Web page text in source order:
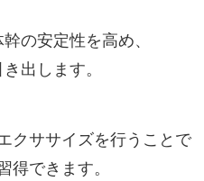
の安定性を高め、
出します。
クササイズを行うことで
できます。